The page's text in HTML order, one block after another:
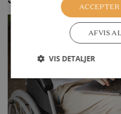
AFVIS
VIS DETALJER